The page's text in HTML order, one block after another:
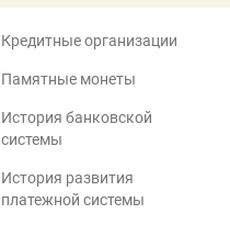
Кредитные организации
Памятные монеты
История банковской
системы
История развития
платежной системы